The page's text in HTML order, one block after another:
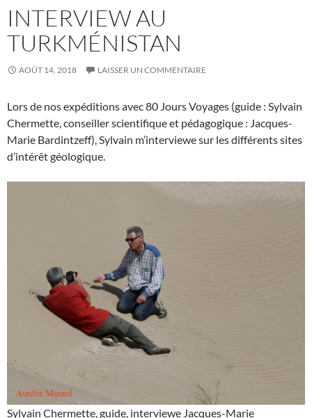
INTERVIEW AU
TURKMÉNISTAN
AOÛT 14, 2018 LAISSER UN COMMENTAIRE
Lors de nos expéditions avec 80 Jours Voyages (guide : Sylvain
Chermette, conseiller scientifique et pédagogique : Jacques-
Marie Bardintzeff), Sylvain m’interviewe sur les différents sites
d’intérêt géologique.
Sylvain Chermette, guide, interviewe Jacques-Marie